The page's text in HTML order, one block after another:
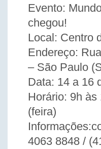
Evento:
chegou!
Local: Centro
Endereço:
– São Paulo
Data: 14 a 16
Horário: 9h
(feira)
4063 8848 /